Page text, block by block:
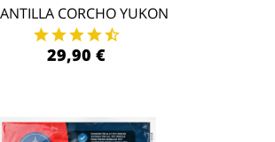
CORCHO YUKON
29,90 €